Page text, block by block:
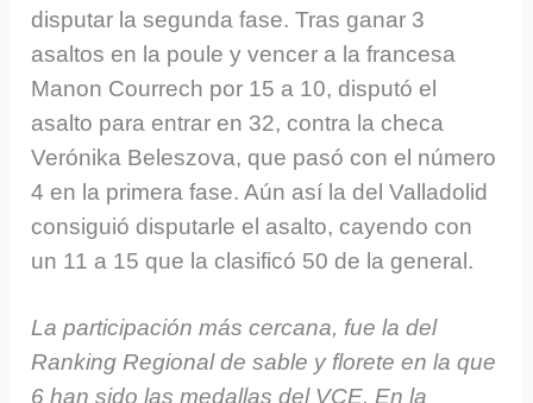
disputar la segunda fase. Tras ganar 3
asaltos en la poule y vencer a la francesa
Manon Courrech por 15 a 10, disputó el
asalto para entrar en 32, contra la checa
Verónika Beleszova, que pasó con el número
4 en la primera fase. Aún así la del Valladolid
consiguió disputarle el asalto, cayendo con
un 11 a 15 que la clasificó 50 de la general.
La participación más cercana, fue la del
Ranking Regional de sable y florete en la que
6 han sido las medallas del VCE. En la